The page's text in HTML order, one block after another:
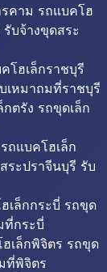
คาม รถแบคโฮ
บจ้างขุดสระ
โฮเล็กราชบุรี
เหมาถมที่ราชบุรี
ตรัง รถขุดเล็ก
ถแบคโฮเล็ก
ระปราจีนบุรี รับ
เล็กกระบี่ รถขุด
ที่กระบี่
เล็กพิจิตร รถขุด
ที่พิจิตร